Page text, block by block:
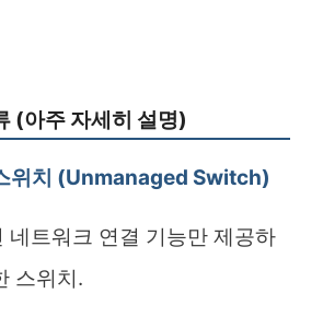
(아주 자세히 설명)
위치 (Unmanaged Switch)
네트워크 연결 기능만 제공하
스위치.